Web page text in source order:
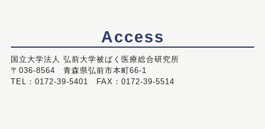
Access
国立大学法人 弘前大学被ばく医療総合研究所
〒036-8564 青森県弘前市本町66-1
TEL：0172-39-5401 FAX：0172-39-5514